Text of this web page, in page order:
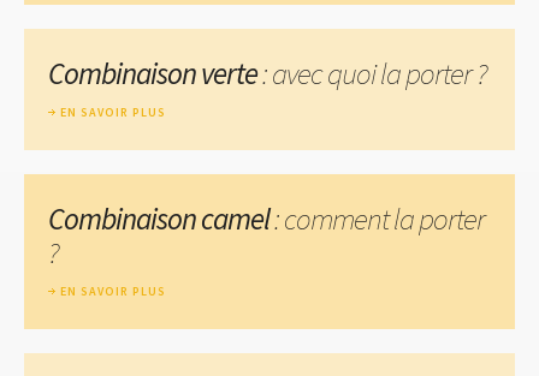
Combinaison verte: avec quoi la porter ?
EN SAVOIR PLUS
Combinaison camel: comment la porter
?
EN SAVOIR PLUS